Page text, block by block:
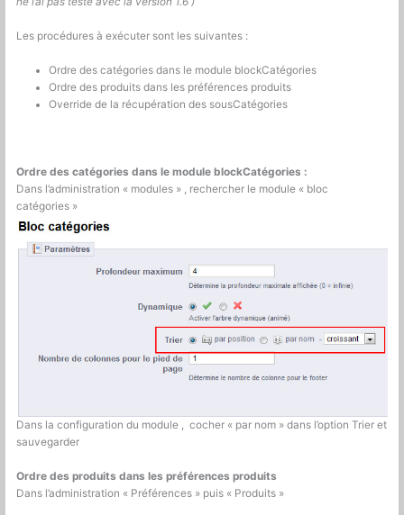
Les procédures à exécuter sont les suivantes :
Ordre des catégories dans le module blockCatégories
Ordre des produits dans les préférences produits
Override de la récupération des sousCatégories
Ordre des catégories dans le module blockCatégories :
Dans l’administration « modules » , rechercher le module « bloc
catégories »
Dans la configuration du module , cocher « par nom » dans l’option Trier et
sauvegarder
Ordre des produits dans les préférences produits
Dans l’administration « Préférences » puis « Produits »